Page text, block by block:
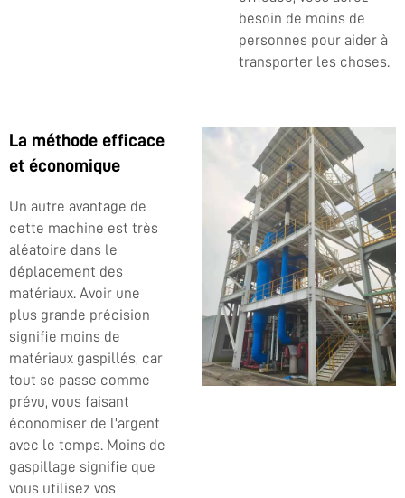
besoin de moins de
personnes pour aider à
transporter les choses.
La méthode efficace
et économique
Un autre avantage de
cette machine est très
aléatoire dans le
déplacement des
matériaux. Avoir une
plus grande précision
signifie moins de
matériaux gaspillés, car
tout se passe comme
prévu, vous faisant
économiser de l'argent
avec le temps. Moins de
gaspillage signifie que
vous utilisez vos